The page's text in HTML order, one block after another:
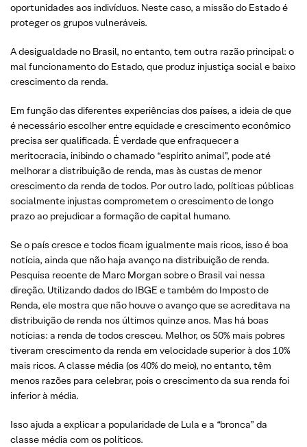
oportunidades aos indivíduos. Neste caso, a missão do Estado é
proteger os grupos vulneráveis.
A desigualdade no Brasil, no entanto, tem outra razão principal: o
mal funcionamento do Estado, que produz injustiça social e baixo
crescimento da renda.
Em função das diferentes experiências dos países, a ideia de que
é necessário escolher entre equidade e crescimento econômico
precisa ser qualificada. É verdade que enfraquecer a
meritocracia, inibindo o chamado “espírito animal”, pode até
melhorar a distribuição de renda, mas às custas de menor
crescimento da renda de todos. Por outro lado, políticas públicas
socialmente injustas comprometem o crescimento de longo
prazo ao prejudicar a formação de capital humano.
Se o país cresce e todos ficam igualmente mais ricos, isso é boa
notícia, ainda que não haja avanço na distribuição de renda.
Pesquisa recente de Marc Morgan sobre o Brasil vai nessa
direção. Utilizando dados do IBGE e também do Imposto de
Renda, ele mostra que não houve o avanço que se acreditava na
distribuição de renda nos últimos quinze anos. Mas há boas
notícias: a renda de todos cresceu. Melhor, os 50% mais pobres
tiveram crescimento da renda em velocidade superior à dos 10%
mais ricos. A classe média (os 40% do meio), no entanto, têm
menos razões para celebrar, pois o crescimento da sua renda foi
inferior à média.
Isso ajuda a explicar a popularidade de Lula e a “bronca” da
classe média com os políticos.